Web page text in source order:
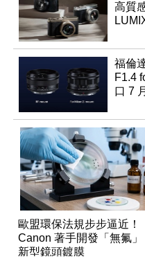
高質
福倫
F1.4
口 7
歐盟環保法規步步逼近！
Canon 著手開發「無氟」
新型鏡頭鍍膜